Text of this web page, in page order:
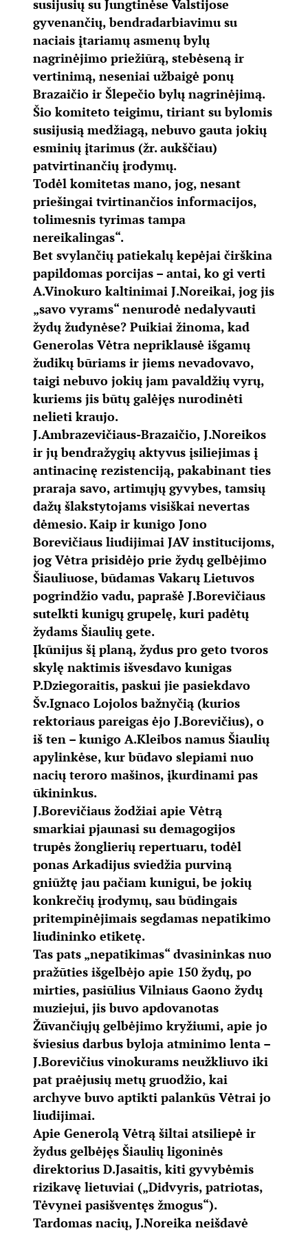
susijusių su Jungtinėse Valstijose
gyvenančių, bendradarbiavimu su
naciais įtariamų asmenų bylų
nagrinėjimo priežiūrą, stebėseną ir
vertinimą, neseniai užbaigė ponų
Brazaičio ir Šlepečio bylų nagrinėjimą.
Šio komiteto teigimu, tiriant su bylomis
susijusią medžiagą, nebuvo gauta jokių
esminių įtarimus (žr. aukščiau)
patvirtinančių įrodymų.
Todėl komitetas mano, jog, nesant
priešingai tvirtinančios informacijos,
tolimesnis tyrimas tampa
nereikalingas“.
Bet svylančių patiekalų kepėjai čirškina
papildomas porcijas – antai, ko gi verti
A.Vinokuro kaltinimai J.Noreikai, jog jis
„savo vyrams“ nenurodė nedalyvauti
žydų žudynėse? Puikiai žinoma, kad
Generolas Vėtra nepriklausė išgamų
žudikų būriams ir jiems nevadovavo,
taigi nebuvo jokių jam pavaldžių vyrų,
kuriems jis būtų galėjęs nurodinėti
nelieti kraujo.
J.Ambrazevičiaus-Brazaičio, J.Noreikos
ir jų bendražygių aktyvus įsiliejimas į
antinacinę rezistenciją, pakabinant ties
praraja savo, artimųjų gyvybes, tamsių
dažų šlakstytojams visiškai nevertas
dėmesio. Kaip ir kunigo Jono
Borevičiaus liudijimai JAV institucijoms,
jog Vėtra prisidėjo prie žydų gelbėjimo
Šiauliuose, būdamas Vakarų Lietuvos
pogrindžio vadu, paprašė J.Borevičiaus
sutelkti kunigų grupelę, kuri padėtų
žydams Šiaulių gete.
Įkūnijus šį planą, žydus pro geto tvoros
skylę naktimis išvesdavo kunigas
P.Dziegoraitis, paskui jie pasiekdavo
Šv.Ignaco Lojolos bažnyčią (kurios
rektoriaus pareigas ėjo J.Borevičius), o
iš ten – kunigo A.Kleibos namus Šiaulių
apylinkėse, kur būdavo slepiami nuo
nacių teroro mašinos, įkurdinami pas
ūkininkus.
J.Borevičiaus žodžiai apie Vėtrą
smarkiai pjaunasi su demagogijos
trupės žonglierių repertuaru, todėl
ponas Arkadijus sviedžia purviną
gniūžtę jau pačiam kunigui, be jokių
konkrečių įrodymų, sau būdingais
pritempinėjimais segdamas nepatikimo
liudininko etiketę.
Tas pats „nepatikimas“ dvasininkas nuo
pražūties išgelbėjo apie 150 žydų, po
mirties, pasiūlius Vilniaus Gaono žydų
muziejui, jis buvo apdovanotas
Žūvančiųjų gelbėjimo kryžiumi, apie jo
šviesius darbus byloja atminimo lenta –
J.Borevičius vinokurams neužkliuvo iki
pat praėjusių metų gruodžio, kai
archyve buvo aptikti palankūs Vėtrai jo
liudijimai.
Apie Generolą Vėtrą šiltai atsiliepė ir
žydus gelbėjęs Šiaulių ligoninės
direktorius D.Jasaitis, kiti gyvybėmis
rizikavę lietuviai („Didvyris, patriotas,
Tėvynei pasišventęs žmogus“).
Tardomas nacių, J.Noreika neišdavė